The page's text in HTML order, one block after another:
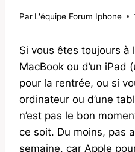
Par L'équipe Forum Iphone
Si vous êtes toujours à
MacBook ou d’un iPad
pour la rentrée, ou si
ordinateur ou d’une
n’est pas le bon
ce soit. Du moins, pas
semaine, car Apple